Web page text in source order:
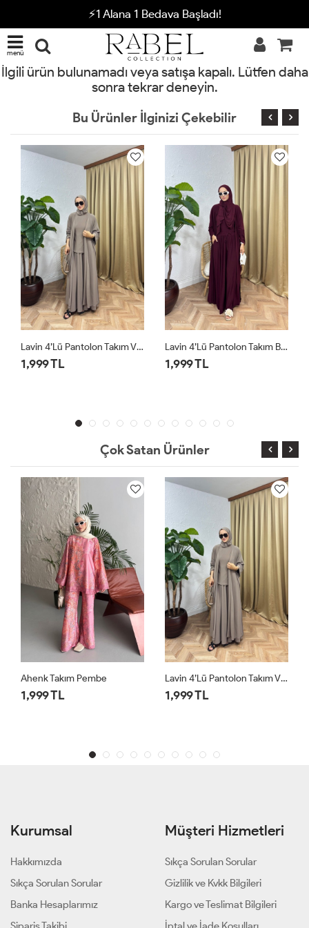
⚡1 Alana 1 Bedava Başladı!
menü
İlgili ürün bulunamadı veya satışa kapalı. Lütfen daha
sonra tekrar deneyin.
Bu Ürünler İlginizi Çekebilir
Lavin 4’lü Pantolon Takım Bordo
1,999 TL
Lavin 4’lü Pantolon Takım Siyah
1,999 TL
Çok Satan Ürünler
1,999 TL 1,999 TL
Kurumsal
Hakkımızda
Sıkça Sorulan Sorular
Banka Hesaplarımız
Müşteri Hizmetleri
Sıkça Sorulan Sorular
Gizlilik ve Kvkk Bilgileri
Kargo ve Teslimat Bilgileri